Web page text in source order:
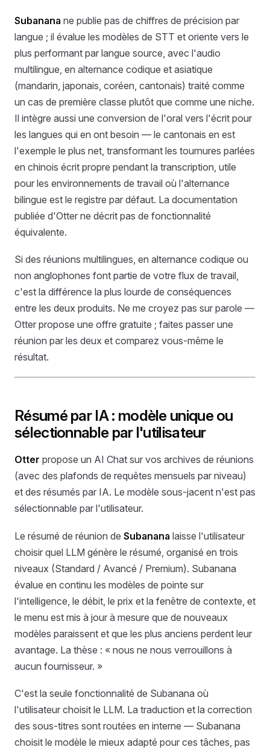
Subanana ne publie pas de chiffres de précision par
langue ; il évalue les modèles de STT et oriente vers le
plus performant par langue source, avec l'audio
multilingue, en alternance codique et asiatique
(mandarin, japonais, coréen, cantonais) traité comme
un cas de première classe plutôt que comme une niche.
Il intègre aussi une conversion de l'oral vers l'écrit pour
les langues qui en ont besoin — le cantonais en est
l'exemple le plus net, transformant les tournures parlées
en chinois écrit propre pendant la transcription, utile
pour les environnements de travail où l'alternance
bilingue est le registre par défaut. La documentation
publiée d'Otter ne décrit pas de fonctionnalité
équivalente.
Si des réunions multilingues, en alternance codique ou
non anglophones font partie de votre flux de travail,
c'est la différence la plus lourde de conséquences
entre les deux produits. Ne me croyez pas sur parole —
Otter propose une offre gratuite ; faites passer une
réunion par les deux et comparez vous-même le
résultat.
Résumé par IA : modèle unique ou
sélectionnable par l'utilisateur
Otter propose un AI Chat sur vos archives de réunions
(avec des plafonds de requêtes mensuels par niveau)
et des résumés par IA. Le modèle sous-jacent n'est pas
sélectionnable par l'utilisateur.
Le résumé de réunion de Subanana laisse l'utilisateur
choisir quel LLM génère le résumé, organisé en trois
niveaux (Standard / Avancé / Premium). Subanana
évalue en continu les modèles de pointe sur
l'intelligence, le débit, le prix et la fenêtre de contexte, et
le menu est mis à jour à mesure que de nouveaux
modèles paraissent et que les plus anciens perdent leur
avantage. La thèse : « nous ne nous verrouillons à
aucun fournisseur. »
C'est la seule fonctionnalité de Subanana où
l'utilisateur choisit le LLM. La traduction et la correction
des sous-titres sont routées en interne — Subanana
choisit le modèle le mieux adapté pour ces tâches, pas